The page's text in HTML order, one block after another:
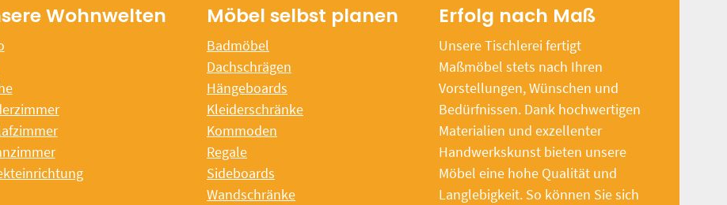
Wohnwelten Möbel selbst planen
Badmöbel
Dachschrägen
Hängeboards
Kleiderschränke
Kommoden
Regale
Sideboards
Wandschränke
Erfolg nach Maß
Unsere Tischlerei fertigt
Maßmöbel stets nach Ihren
Vorstellungen, Wünschen und
Bedürfnissen. Dank hochwertigen
Materialien und exzellenter
Handwerkskunst bieten unsere
Möbel eine hohe Qualität und
Langlebigkeit. So können Sie sich